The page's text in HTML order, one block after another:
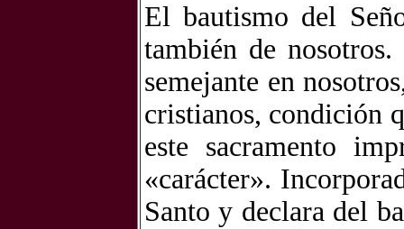
El bautismo del
también de
semejante en
cristianos, condición
este sacramento
«carácter».
Santo y declara del